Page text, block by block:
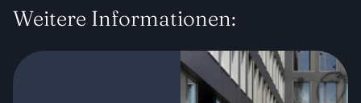
Weitere Informationen: